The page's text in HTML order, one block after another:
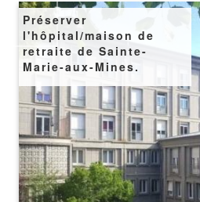
Préserver
l'hôpital/maison de
retraite de Sainte-
Marie-aux-Mines.
Image